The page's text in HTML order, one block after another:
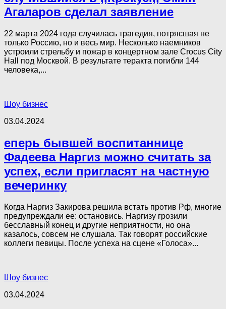
Агаларов сделал заявление
22 марта 2024 года случилась трагедия, потрясшая не
только Россию, но и весь мир. Несколько наемников
устроили стрельбу и пожар в концертном зале Crocus City
Hall под Москвой. В результате теракта погибли 144
человека,...
Шоу бизнес
03.04.2024
еперь бывшей воспитаннице
Фадеева Наргиз можно считать за
успех, если пригласят на частную
вечеринку
Когда Наргиз Закирова решила встать против Рф, многие
предупреждали ее: остановись. Наргизу грозили
бесславный конец и другие неприятности, но она
казалось, совсем не слушала. Так говорят российские
коллеги певицы. После успеха на сцене «Голоса»...
Шоу бизнес
03.04.2024